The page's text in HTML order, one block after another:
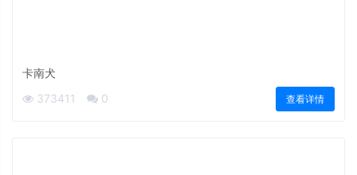
卡南犬
373411
0 查看详情